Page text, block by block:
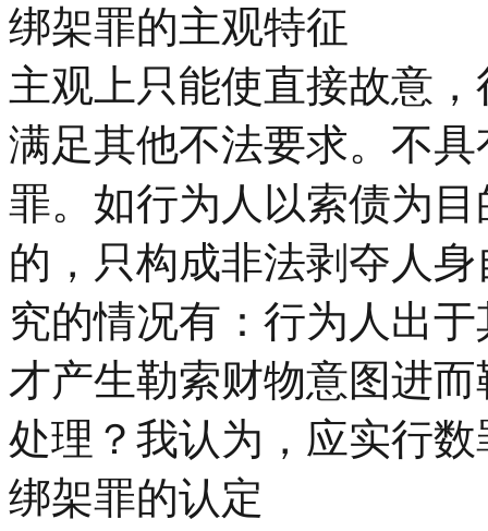
绑架罪的主观特征
主观上只能使直接故意
满足其他不法要求。不
罪。如行为人以索债为
的，只构成非法剥夺人
究的情况有：行为人出
才产生勒索财物意图进
处理？我认为，应实行
绑架罪的认定